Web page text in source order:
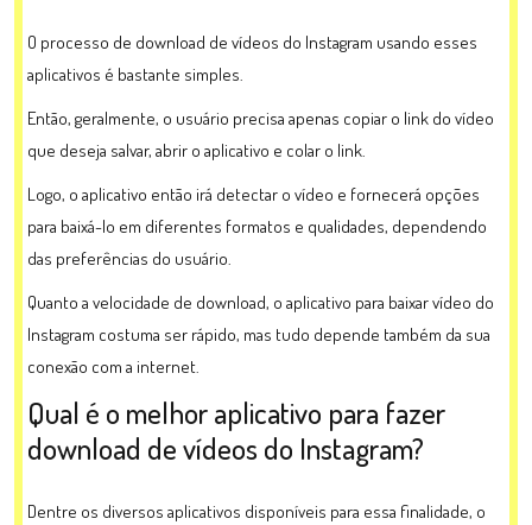
O processo de download de vídeos do Instagram usando esses
aplicativos é bastante simples.
Então, geralmente, o usuário precisa apenas copiar o link do vídeo
que deseja salvar, abrir o aplicativo e colar o link.
Logo, o aplicativo então irá detectar o vídeo e fornecerá opções
para baixá-lo em diferentes formatos e qualidades, dependendo
das preferências do usuário.
Quanto a velocidade de download, o aplicativo para baixar vídeo do
Instagram costuma ser rápido, mas tudo depende também da sua
conexão com a internet.
Qual é o melhor aplicativo para fazer
download de vídeos do Instagram?
Dentre os diversos aplicativos disponíveis para essa finalidade, o